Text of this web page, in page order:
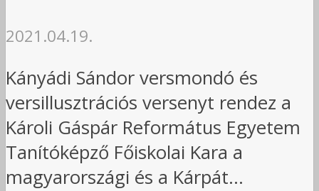
2021.04.19.
Kányádi Sándor versmondó és
versillusztrációs versenyt rendez a
Károli Gáspár Református Egyetem
Tanítóképző Főiskolai Kara a
magyarországi és a Kárpát...